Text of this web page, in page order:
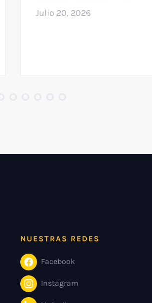
Julio 20, 2026
NUESTRAS REDES
Facebook
Instagram